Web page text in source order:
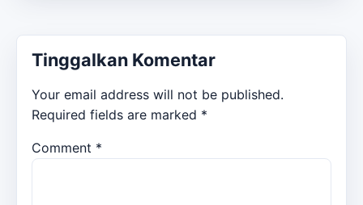
Tinggalkan Komentar
Your email address will not be published.
Required fields are marked *
Comment *